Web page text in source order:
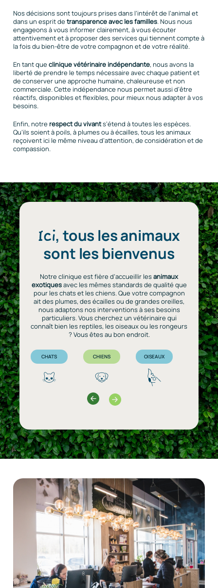
Nos décisions sont toujours prises dans l’intérêt de l’animal et
dans un esprit de transparence avec les familles. Nous nous
engageons à vous informer clairement, à vous écouter
attentivement et à proposer des services qui tiennent compte à
la fois du bien-être de votre compagnon et de votre réalité.
En tant que clinique vétérinaire indépendante, nous avons la
liberté de prendre le temps nécessaire avec chaque patient et
de conserver une approche humaine, chaleureuse et non
commerciale. Cette indépendance nous permet aussi d’être
réactifs, disponibles et flexibles, pour mieux nous adapter à vos
besoins.
Enfin, notre respect du vivants’étend à toutes les espèces.
Qu’ils soient à poils, à plumes ou à écailles, tous les animaux
reçoivent ici le même niveau d’attention, de considération et de
compassion.
Ici, tous les animaux
sont les bienvenus
Notre clinique est fière d’accueillir lesanimaux
exotiquesavec les mêmes standards de qualité que
pour les chats et les chiens. Que votre compagnon
ait des plumes, des écailles ou de grandes oreilles,
nous adaptons nos interventions à ses besoins
particuliers. Vous cherchez un vétérinaire qui
connaît bien les reptiles, les oiseaux ou les rongeurs
? Vous êtes au bon endroit.
CHATS CHIENS OISEAUX REPTILES